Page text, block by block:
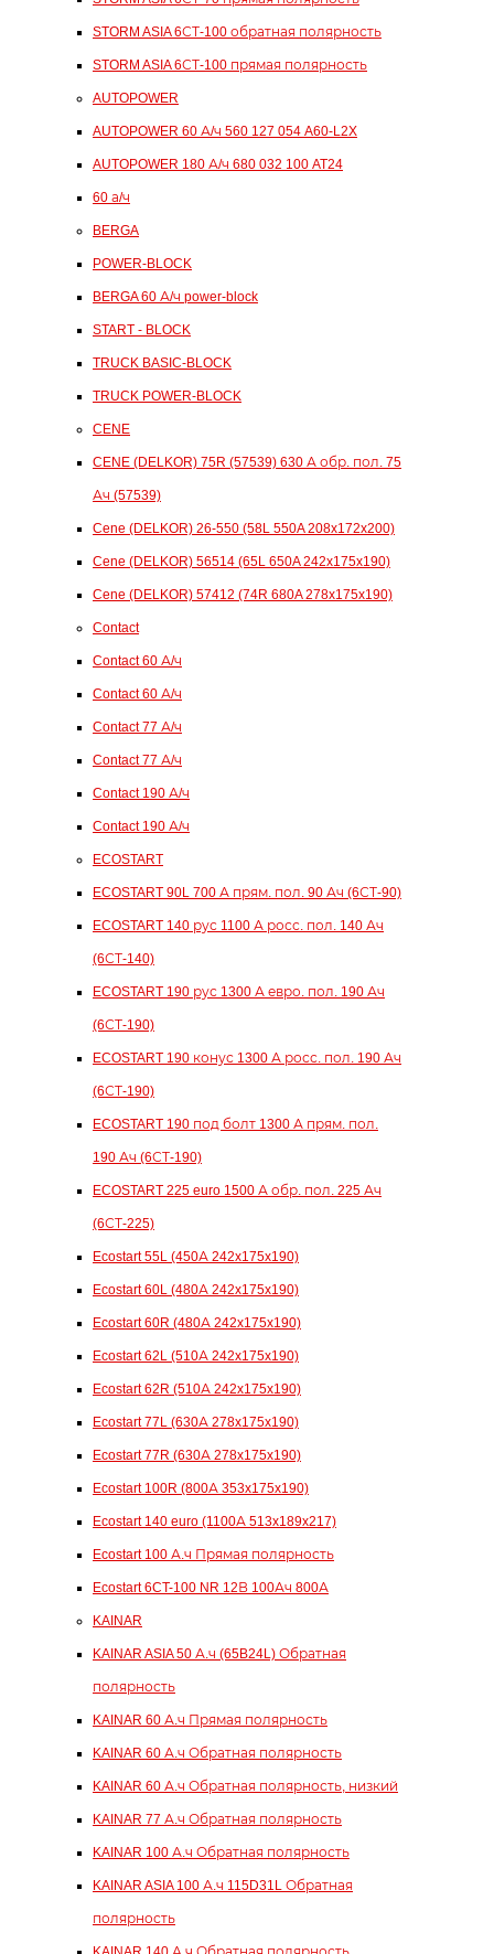
STORM ASIA 6СТ-100 обратная полярность
STORM ASIA 6СТ-100 прямая полярность
AUTOPOWER
AUTOPOWER 60 А/ч 560 127 054 A60-L2X
AUTOPOWER 180 А/ч 680 032 100 AT24
60 а/ч
BERGA
POWER-BLOCK
BERGA 60 А/ч power-block
START - BLOCK
TRUCK BASIC-BLOCK
TRUCK POWER-BLOCK
CENE
CENE (DELKOR) 75R (57539) 630 А обр. пол. 75
Ач (57539)
Cene (DELKOR) 26-550 (58L 550A 208x172x200)
Cene (DELKOR) 56514 (65L 650A 242x175x190)
Cene (DELKOR) 57412 (74R 680A 278x175x190)
Contact
Contact 60 А/ч
Contact 60 А/ч
Contact 77 А/ч
Contact 77 А/ч
Contact 190 А/ч
Contact 190 А/ч
ECOSTART
ECOSTART 90L 700 А прям. пол. 90 Ач (6СТ-90)
ECOSTART 140 рус 1100 А росс. пол. 140 Ач
(6СТ-140)
ECOSTART 190 рус 1300 А евро. пол. 190 Ач
(6СТ-190)
ECOSTART 190 конус 1300 А росс. пол. 190 Ач
(6СТ-190)
ECOSTART 190 под болт 1300 А прям. пол.
190 Ач (6СТ-190)
ECOSTART 225 euro 1500 А обр. пол. 225 Ач
(6СТ-225)
Ecostart 55L (450А 242x175x190)
Ecostart 60L (480А 242x175x190)
Ecostart 60R (480А 242x175x190)
Ecostart 62L (510А 242x175x190)
Ecostart 62R (510А 242x175x190)
Ecostart 77L (630А 278x175x190)
Ecostart 77R (630А 278x175x190)
Ecostart 100R (800А 353x175x190)
Ecostart 140 euro (1100А 513x189x217)
Ecostart 100 А.ч Прямая полярность
Ecostart 6CT-100 NR 12В 100Ач 800А
KAINAR
KAINAR ASIA 50 А.ч (65B24L) Обратная
полярность
KAINAR 60 А.ч Прямая полярность
KAINAR 60 А.ч Обратная полярность
KAINAR 60 А.ч Обратная полярность, низкий
KAINAR 77 А.ч Обратная полярность
KAINAR 100 А.ч Обратная полярность
KAINAR ASIA 100 А.ч 115D31L Обратная
полярность